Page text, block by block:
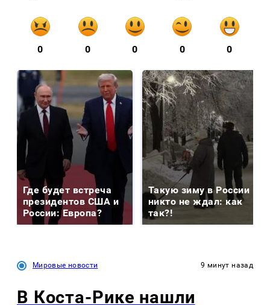
0 0 0 0 0
Где будет встреча
президентов США и
России: Европа?
Такую зиму в России
никто не ждал: как
так?!
Мировые новости 9 минут назад
В Коста-Рике нашли